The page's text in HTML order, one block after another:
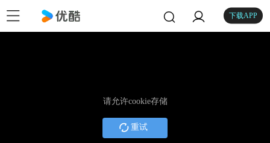
下载APP
请允许cookie存储
重试